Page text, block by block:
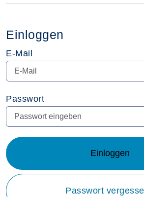
Einloggen
E-Mail
Passwort
Einloggen
Passwort